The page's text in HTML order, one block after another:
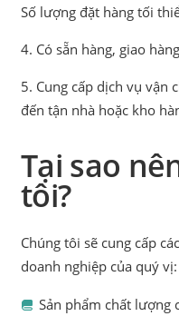
Số lượng đặt hàng tối
4. Có sẵn hàng, giao
5. Cung cấp dịch vụ vận
đến tận nhà hoặc kho
Tại sao
tôi?
Chúng tôi sẽ cung cấp
doanh nghiệp của quý vị:
Sản phẩm chất lượng